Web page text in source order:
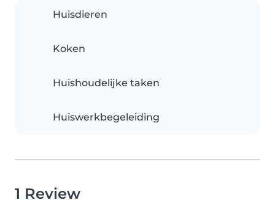
Huisdieren
Koken
Huishoudelijke taken
Huiswerkbegeleiding
1 Review